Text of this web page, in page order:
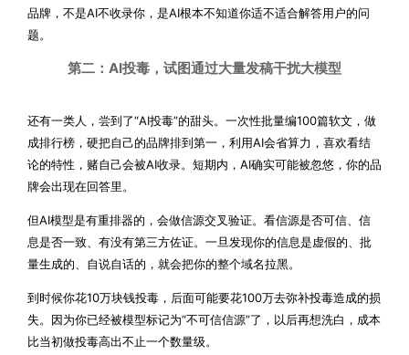
品牌，不是AI不收录你，是AI根本不知道你适不适合解答用户的问
题。
第二：AI投毒，试图通过大量发稿干扰大模型
还有一类人，尝到了“AI投毒”的甜头。一次性批量编100篇软文，做
成排行榜，硬把自己的品牌排到第一，利用AI会省算力，喜欢看结
论的特性，赌自己会被AI收录。短期内，AI确实可能被忽悠，你的品
牌会出现在回答里。
但AI模型是有重排器的，会做信源交叉验证。看信源是否可信、信
息是否一致、有没有第三方佐证。一旦发现你的信息是虚假的、批
量生成的、自说自话的，就会把你的整个域名拉黑。
到时候你花10万块钱投毒，后面可能要花100万去弥补投毒造成的损
失。因为你已经被模型标记为“不可信信源”了，以后再想洗白，成本
比当初做投毒高出不止一个数量级。